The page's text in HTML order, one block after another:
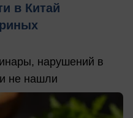
в Китай
нарушений в
не нашли